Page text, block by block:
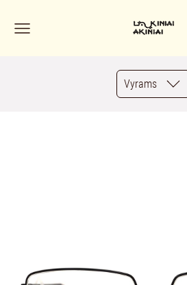
Vyrams